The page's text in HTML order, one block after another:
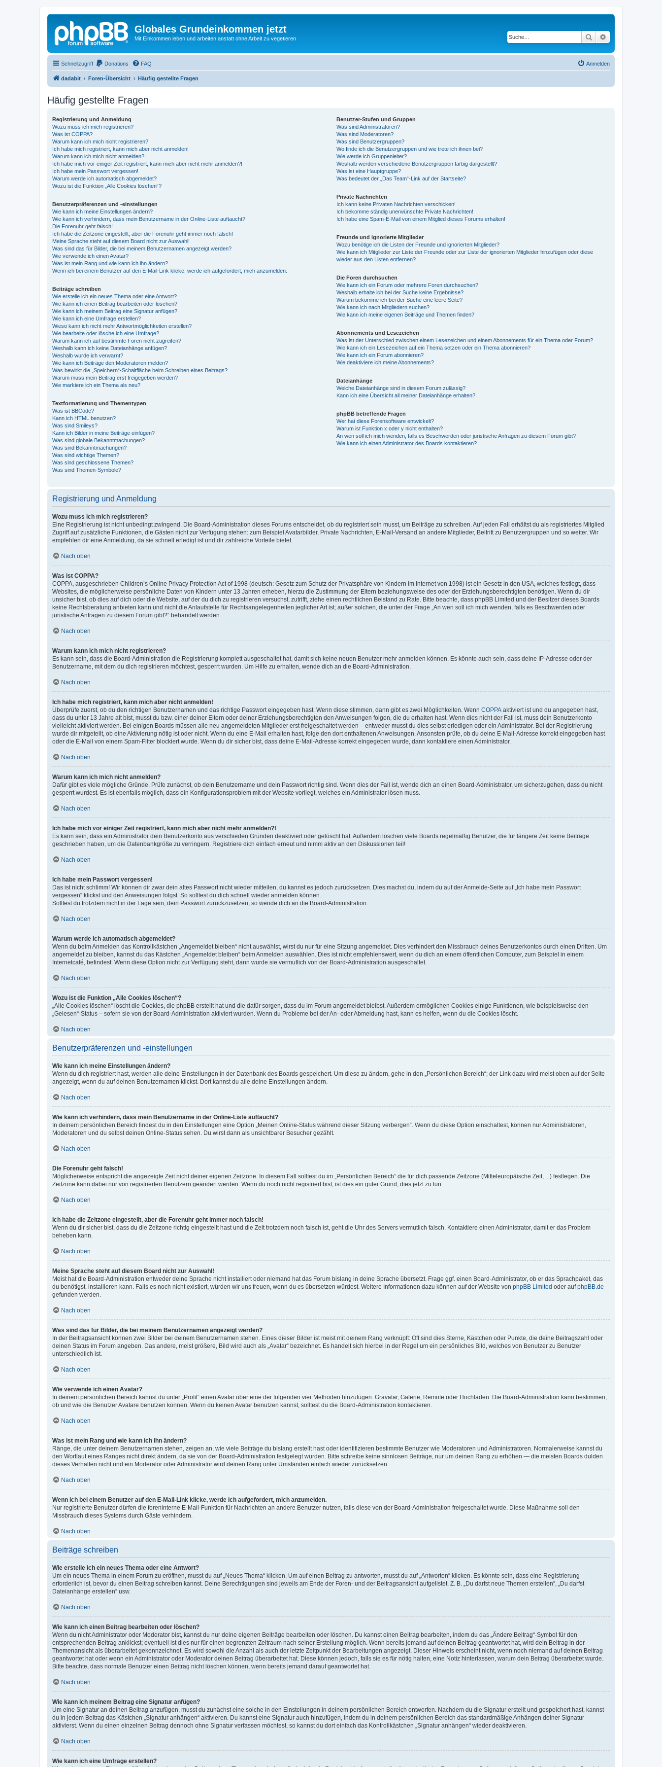
Globales Grundeinkommen jetzt
Mit Einkommen leben und arbeiten anstatt ohne Arbeit zu vegetieren Suche
Schnellzugriff Donations FAQ Anmelden
dadabit Foren-Übersicht Häufig gestellte Fragen
Häufig gestellte Fragen
Registrierung und Anmeldung
Wozu muss ich mich registrieren?
Was ist COPPA?
Warum kann ich mich nicht registrieren?
Ich habe mich registriert, kann mich aber nicht anmelden!
Warum kann ich mich nicht anmelden?
Ich habe mich vor einiger Zeit registriert, kann mich aber nicht mehr anmelden?!
Ich habe mein Passwort vergessen!
Warum werde ich automatisch abgemeldet?
Wozu ist die Funktion „Alle Cookies löschen“?
Benutzerpräferenzen und -einstellungen
Wie kann ich meine Einstellungen ändern?
Wie kann ich verhindern, dass mein Benutzername in der Online-Liste auftaucht?
Die Forenuhr geht falsch!
Ich habe die Zeitzone eingestellt, aber die Forenuhr geht immer noch falsch!
Meine Sprache steht auf diesem Board nicht zur Auswahl!
Was sind das für Bilder, die bei meinem Benutzernamen angezeigt werden?
Wie verwende ich einen Avatar?
Was ist mein Rang und wie kann ich ihn ändern?
Wenn ich bei einem Benutzer auf den E-Mail-Link klicke, werde ich aufgefordert, mich anzumelden.
Beiträge schreiben
Wie erstelle ich ein neues Thema oder eine Antwort?
Wie kann ich einen Beitrag bearbeiten oder löschen?
Wie kann ich meinem Beitrag eine Signatur anfügen?
Wie kann ich eine Umfrage erstellen?
Wieso kann ich nicht mehr Antwortmöglichkeiten erstellen?
Wie bearbeite oder lösche ich eine Umfrage?
Warum kann ich auf bestimmte Foren nicht zugreifen?
Weshalb kann ich keine Dateianhänge anfügen?
Weshalb wurde ich verwarnt?
Wie kann ich Beiträge den Moderatoren melden?
Was bewirkt die „Speichern“-Schaltfläche beim Schreiben eines Beitrags?
Warum muss mein Beitrag erst freigegeben werden?
Wie markiere ich ein Thema als neu?
Textformatierung und Thementypen
Was ist BBCode?
Kann ich HTML benutzen?
Was sind Smileys?
Kann ich Bilder in meine Beiträge einfügen?
Was sind globale Bekanntmachungen?
Was sind Bekanntmachungen?
Was sind wichtige Themen?
Was sind geschlossene Themen?
Was sind Themen-Symbole?
Benutzer-Stufen und Gruppen
Was sind Administratoren?
Was sind Moderatoren?
Was sind Benutzergruppen?
Wo finde ich die Benutzergruppen und wie trete ich ihnen bei?
Wie werde ich Gruppenleiter?
Weshalb werden verschiedene Benutzergruppen farbig dargestellt?
Was ist eine Hauptgruppe?
Was bedeutet der „Das Team“-Link auf der Startseite?
Private Nachrichten
Ich kann keine Privaten Nachrichten verschicken!
Ich bekomme ständig unerwünschte Private Nachrichten!
Ich habe eine Spam-E-Mail von einem Mitglied dieses Forums erhalten!
Freunde und ignorierte Mitglieder
Wozu benötige ich die Listen der Freunde und ignorierten Mitglieder?
Wie kann ich Mitglieder zur Liste der Freunde oder zur Liste der ignorierten Mitglieder hinzufügen oder diese
wieder aus den Listen entfernen?
Die Foren durchsuchen
Wie kann ich ein Forum oder mehrere Foren durchsuchen?
Weshalb erhalte ich bei der Suche keine Ergebnisse?
Warum bekomme ich bei der Suche eine leere Seite?
Wie kann ich nach Mitgliedern suchen?
Wie kann ich meine eigenen Beiträge und Themen finden?
Abonnements und Lesezeichen
Was ist der Unterschied zwischen einem Lesezeichen und einem Abonnements für ein Thema oder Forum?
Wie kann ich ein Lesezeichen auf ein Thema setzen oder ein Thema abonnieren?
Wie kann ich ein Forum abonnieren?
Wie deaktiviere ich meine Abonnements?
Dateianhänge
Welche Dateianhänge sind in diesem Forum zulässig?
Kann ich eine Übersicht all meiner Dateianhänge erhalten?
phpBB betreffende Fragen
Wer hat diese Forensoftware entwickelt?
Warum ist Funktion x oder y nicht enthalten?
An wen soll ich mich wenden, falls es Beschwerden oder juristische Anfragen zu diesem Forum gibt?
Wie kann ich einen Administrator des Boards kontaktieren?
Registrierung und Anmeldung
Wozu muss ich mich registrieren?
Eine Registrierung ist nicht unbedingt zwingend. Die Board-Administration dieses Forums entscheidet, ob du registriert sein musst, um Beiträge zu schreiben. Auf jeden Fall erhältst du als registriertes Mitglied
Zugriff auf zusätzliche Funktionen, die Gästen nicht zur Verfügung stehen: zum Beispiel Avatarbilder, Private Nachrichten, E-Mail-Versand an andere Mitglieder, Beitritt zu Benutzergruppen und so weiter. Wir
empfehlen dir eine Anmeldung, da sie schnell erledigt ist und dir zahlreiche Vorteile bietet.
Nach oben
Was ist COPPA?
COPPA, ausgeschrieben Children’s Online Privacy Protection Act of 1998 (deutsch: Gesetz zum Schutz der Privatsphäre von Kindern im Internet von 1998) ist ein Gesetz in den USA, welches festlegt, dass
Websites, die möglicherweise persönliche Daten von Kindern unter 13 Jahren erheben, hierzu die Zustimmung der Eltern beziehungsweise des oder der Erziehungsberechtigten benötigen. Wenn du dir
unsicher bist, ob dies auf dich oder die Website, auf der du dich zu registrieren versuchst, zutrifft, ziehe einen rechtlichen Beistand zu Rate. Bitte beachte, dass phpBB Limited und der Besitzer dieses Boards
keine Rechtsberatung anbieten kann und nicht die Anlaufstelle für Rechtsangelegenheiten jeglicher Art ist; außer solchen, die unter der Frage „An wen soll ich mich wenden, falls es Beschwerden oder
juristische Anfragen zu diesem Forum gibt?“ behandelt werden.
Nach oben
Warum kann ich mich nicht registrieren?
Es kann sein, dass die Board-Administration die Registrierung komplett ausgeschaltet hat, damit sich keine neuen Benutzer mehr anmelden können. Es könnte auch sein, dass deine IP-Adresse oder der
Benutzername, mit dem du dich registrieren möchtest, gesperrt wurden. Um Hilfe zu erhalten, wende dich an die Board-Administration.
Nach oben
Ich habe mich registriert, kann mich aber nicht anmelden!
Überprüfe zuerst, ob du den richtigen Benutzernamen und das richtige Passwort eingegeben hast. Wenn diese stimmen, dann gibt es zwei Möglichkeiten. Wenn COPPA aktiviert ist und du angegeben hast,
dass du unter 13 Jahre alt bist, musst du bzw. einer deiner Eltern oder deiner Erziehungsberechtigten den Anweisungen folgen, die du erhalten hast. Wenn dies nicht der Fall ist, muss dein Benutzerkonto
vielleicht aktiviert werden. Bei einigen Boards müssen alle neu angemeldeten Mitglieder erst freigeschaltet werden – entweder musst du dies selbst erledigen oder ein Administrator. Bei der Registrierung
wurde dir mitgeteilt, ob eine Aktivierung nötig ist oder nicht. Wenn du eine E-Mail erhalten hast, folge den dort enthaltenen Anweisungen. Ansonsten prüfe, ob du deine E-Mail-Adresse korrekt eingegeben hast
oder die E-Mail von einem Spam-Filter blockiert wurde. Wenn du dir sicher bist, dass deine E-Mail-Adresse korrekt eingegeben wurde, dann kontaktiere einen Administrator.
Nach oben
Warum kann ich mich nicht anmelden?
Dafür gibt es viele mögliche Gründe. Prüfe zunächst, ob dein Benutzername und dein Passwort richtig sind. Wenn dies der Fall ist, wende dich an einen Board-Administrator, um sicherzugehen, dass du nicht
gesperrt wurdest. Es ist ebenfalls möglich, dass ein Konfigurationsproblem mit der Website vorliegt, welches ein Administrator lösen muss.
Nach oben
Ich habe mich vor einiger Zeit registriert, kann mich aber nicht mehr anmelden?!
Es kann sein, dass ein Administrator dein Benutzerkonto aus verschieden Gründen deaktiviert oder gelöscht hat. Außerdem löschen viele Boards regelmäßig Benutzer, die für längere Zeit keine Beiträge
geschrieben haben, um die Datenbankgröße zu verringern. Registriere dich einfach erneut und nimm aktiv an den Diskussionen teil!
Nach oben
Ich habe mein Passwort vergessen!
Das ist nicht schlimm! Wir können dir zwar dein altes Passwort nicht wieder mitteilen, du kannst es jedoch zurücksetzen. Dies machst du, indem du auf der Anmelde-Seite auf „Ich habe mein Passwort
vergessen“ klickst und den Anweisungen folgst. So solltest du dich schnell wieder anmelden können.
Solltest du trotzdem nicht in der Lage sein, dein Passwort zurückzusetzen, so wende dich an die Board-Administration.
Nach oben
Warum werde ich automatisch abgemeldet?
Wenn du beim Anmelden das Kontrollkästchen „Angemeldet bleiben“ nicht auswählst, wirst du nur für eine Sitzung angemeldet. Dies verhindert den Missbrauch deines Benutzerkontos durch einen Dritten. Um
angemeldet zu bleiben, kannst du das Kästchen „Angemeldet bleiben“ beim Anmelden auswählen. Dies ist nicht empfehlenswert, wenn du dich an einem öffentlichen Computer, zum Beispiel in einem
Internetcafé, befindest. Wenn diese Option nicht zur Verfügung steht, dann wurde sie vermutlich von der Board-Administration ausgeschaltet.
Nach oben
Wozu ist die Funktion „Alle Cookies löschen“?
„Alle Cookies löschen“ löscht die Cookies, die phpBB erstellt hat und die dafür sorgen, dass du im Forum angemeldet bleibst. Außerdem ermöglichen Cookies einige Funktionen, wie beispielsweise den
„Gelesen“-Status – sofern sie von der Board-Administration aktiviert wurden. Wenn du Probleme bei der An- oder Abmeldung hast, kann es helfen, wenn du die Cookies löscht.
Nach oben
Benutzerpräferenzen und -einstellungen
Wie kann ich meine Einstellungen ändern?
Wenn du dich registriert hast, werden alle deine Einstellungen in der Datenbank des Boards gespeichert. Um diese zu ändern, gehe in den „Persönlichen Bereich“; der Link dazu wird meist oben auf der Seite
angezeigt, wenn du auf deinen Benutzernamen klickst. Dort kannst du alle deine Einstellungen ändern.
Nach oben
Wie kann ich verhindern, dass mein Benutzername in der Online-Liste auftaucht?
In deinem persönlichen Bereich findest du in den Einstellungen eine Option „Meinen Online-Status während dieser Sitzung verbergen“. Wenn du diese Option einschaltest, können nur Administratoren,
Moderatoren und du selbst deinen Online-Status sehen. Du wirst dann als unsichtbarer Besucher gezählt.
Nach oben
Die Forenuhr geht falsch!
Möglicherweise entspricht die angezeigte Zeit nicht deiner eigenen Zeitzone. In diesem Fall solltest du im „Persönlichen Bereich“ die für dich passende Zeitzone (Mitteleuropäische Zeit, ...) festlegen. Die
Zeitzone kann dabei nur von registrierten Benutzern geändert werden. Wenn du noch nicht registriert bist, ist dies ein guter Grund, dies jetzt zu tun.
Nach oben
Ich habe die Zeitzone eingestellt, aber die Forenuhr geht immer noch falsch!
Wenn du dir sicher bist, dass du die Zeitzone richtig eingestellt hast und die Zeit trotzdem noch falsch ist, geht die Uhr des Servers vermutlich falsch. Kontaktiere einen Administrator, damit er das Problem
beheben kann.
Nach oben
Meine Sprache steht auf diesem Board nicht zur Auswahl!
Meist hat die Board-Administration entweder deine Sprache nicht installiert oder niemand hat das Forum bislang in deine Sprache übersetzt. Frage ggf. einen Board-Administrator, ob er das Sprachpaket, das
du benötigst, installieren kann. Falls es noch nicht existiert, würden wir uns freuen, wenn du es übersetzen würdest. Weitere Informationen dazu können auf der Website von phpBB Limited oder aufphpBB.de
gefunden werden.
Nach oben
Was sind das für Bilder, die bei meinem Benutzernamen angezeigt werden?
In der Beitragsansicht können zwei Bilder bei deinem Benutzernamen stehen. Eines dieser Bilder ist meist mit deinem Rang verknüpft: Oft sind dies Sterne, Kästchen oder Punkte, die deine Beitragszahl oder
deinen Status im Forum angeben. Das andere, meist größere, Bild wird auch als „Avatar“ bezeichnet. Es handelt sich hierbei in der Regel um ein persönliches Bild, welches von Benutzer zu Benutzer
unterschiedlich ist.
Nach oben
Wie verwende ich einen Avatar?
In deinem persönlichen Bereich kannst du unter „Profil“ einen Avatar über eine der folgenden vier Methoden hinzufügen: Gravatar, Galerie, Remote oder Hochladen. Die Board-Administration kann bestimmen,
ob und wie die Benutzer Avatare benutzen können. Wenn du keinen Avatar benutzen kannst, solltest du die Board-Administration kontaktieren.
Nach oben
Was ist mein Rang und wie kann ich ihn ändern?
Ränge, die unter deinem Benutzernamen stehen, zeigen an, wie viele Beiträge du bislang erstellt hast oder identifizieren bestimmte Benutzer wie Moderatoren und Administratoren. Normalerweise kannst du
den Wortlaut eines Ranges nicht direkt ändern, da sie von der Board-Administration festgelegt wurden. Bitte schreibe keine sinnlosen Beiträge, nur um deinen Rang zu erhöhen — die meisten Boards dulden
dieses Verhalten nicht und ein Moderator oder Administrator wird deinen Rang unter Umständen einfach wieder zurücksetzen.
Nach oben
Wenn ich bei einem Benutzer auf den E-Mail-Link klicke, werde ich aufgefordert, mich anzumelden.
Nur registrierte Benutzer dürfen die foreninterne E-Mail-Funktion für Nachrichten an andere Benutzer nutzen, falls diese von der Board-Administration freigeschaltet wurde. Diese Maßnahme soll den
Missbrauch dieses Systems durch Gäste verhindern.
Nach oben
Beiträge schreiben
Wie erstelle ich ein neues Thema oder eine Antwort?
Um ein neues Thema in einem Forum zu eröffnen, musst du auf „Neues Thema“ klicken. Um auf einen Beitrag zu antworten, musst du auf „Antworten“ klicken. Es könnte sein, dass eine Registrierung
erforderlich ist, bevor du einen Beitrag schreiben kannst. Deine Berechtigungen sind jeweils am Ende der Foren- und der Beitragsansicht aufgelistet. Z. B. „Du darfst neue Themen erstellen“, „Du darfst
Dateianhänge erstellen“ usw.
Nach oben
Wie kann ich einen Beitrag bearbeiten oder löschen?
Wenn du nicht Administrator oder Moderator bist, kannst du nur deine eigenen Beiträge bearbeiten oder löschen. Du kannst einen Beitrag bearbeiten, indem du das „Ändere Beitrag“-Symbol für den
entsprechenden Beitrag anklickst; eventuell ist dies nur für einen begrenzten Zeitraum nach seiner Erstellung möglich. Wenn bereits jemand auf deinen Beitrag geantwortet hat, wird dein Beitrag in der
Themenansicht als überarbeitet gekennzeichnet. Es wird sowohl die Anzahl als auch der letzte Zeitpunkt der Bearbeitungen angezeigt. Dieser Hinweis erscheint nicht, wenn noch niemand auf deinen Beitrag
geantwortet hat oder wenn ein Administrator oder Moderator deinen Beitrag überarbeitet hat. Diese können jedoch, falls sie es für nötig halten, eine Notiz hinterlassen, warum dein Beitrag überarbeitet wurde.
Bitte beachte, dass normale Benutzer einen Beitrag nicht löschen können, wenn bereits jemand darauf geantwortet hat.
Nach oben
Wie kann ich meinem Beitrag eine Signatur anfügen?
Um eine Signatur an deinen Beitrag anzufügen, musst du zunächst eine solche in den Einstellungen in deinem persönlichen Bereich entwerfen. Nachdem du die Signatur erstellt und gespeichert hast, kannst
du in jedem Beitrag das Kästchen „Signatur anhängen“ aktivieren. Du kannst eine Signatur auch hinzufügen, indem du in deinem persönlichen Bereich das standardmäßige Anhängen deiner Signatur
aktivierst. Wenn du einen einzelnen Beitrag dennoch ohne Signatur verfassen möchtest, so kannst du dort einfach das Kontrollkästchen „Signatur anhängen“ wieder deaktivieren.
Nach oben
Wie kann ich eine Umfrage erstellen?